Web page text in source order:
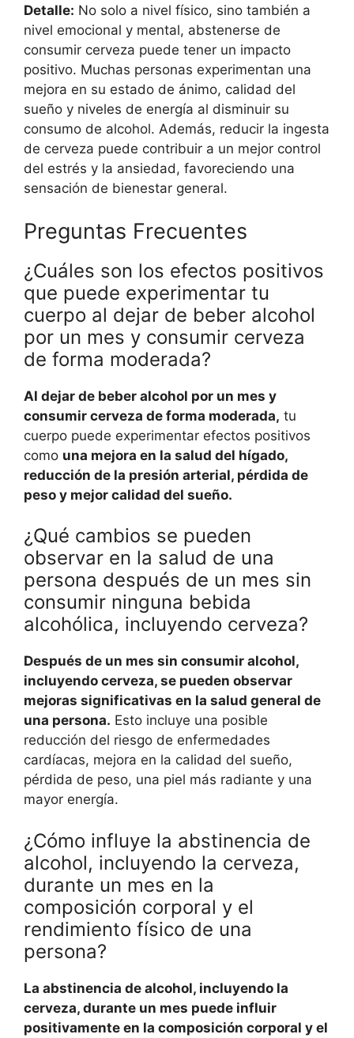
Detalle: No solo a nivel físico, sino también a
nivel emocional y mental, abstenerse de
consumir cerveza puede tener un impacto
positivo. Muchas personas experimentan una
mejora en su estado de ánimo, calidad del
sueño y niveles de energía al disminuir su
consumo de alcohol. Además, reducir la ingesta
de cerveza puede contribuir a un mejor control
del estrés y la ansiedad, favoreciendo una
sensación de bienestar general.
Preguntas Frecuentes
¿Cuáles son los efectos positivos
que puede experimentar tu
cuerpo al dejar de beber alcohol
por un mes y consumir cerveza
de forma moderada?
Al dejar de beber alcohol por un mes y
consumir cerveza de forma moderada, tu
cuerpo puede experimentar efectos positivos
como una mejora en la salud del hígado,
reducción de la presión arterial, pérdida de
peso y mejor calidad del sueño.
¿Qué cambios se pueden
observar en la salud de una
persona después de un mes sin
consumir ninguna bebida
alcohólica, incluyendo cerveza?
Después de un mes sin consumir alcohol,
incluyendo cerveza, se pueden observar
mejoras significativas en la salud general de
una persona. Esto incluye una posible
reducción del riesgo de enfermedades
cardíacas, mejora en la calidad del sueño,
pérdida de peso, una piel más radiante y una
mayor energía.
¿Cómo influye la abstinencia de
alcohol, incluyendo la cerveza,
durante un mes en la
composición corporal y el
rendimiento físico de una
persona?
La abstinencia de alcohol, incluyendo la
cerveza, durante un mes puede influir
positivamente en la composición corporal y el